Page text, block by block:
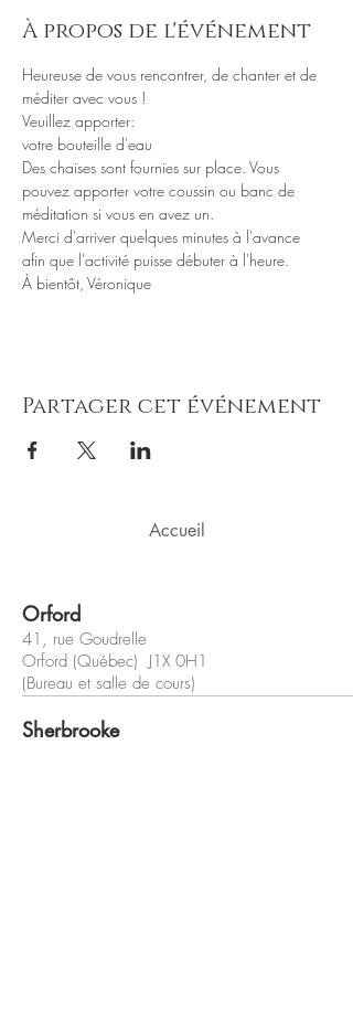
À propos de l'événement
Heureuse de vous rencontrer, de chanter et de
Veuillez apporter:
Des chaises sont fournies sur place. Vous
pouvez apporter votre coussin ou banc de
Merci d'arriver quelques minutes à l'avance
À bientôt, Véronique
Partager cet événement
Accueil
Orford
41, rue Goudrelle
Orford (Québec) J1X 0H1
(Bureau et salle de cours)
Sherbrooke